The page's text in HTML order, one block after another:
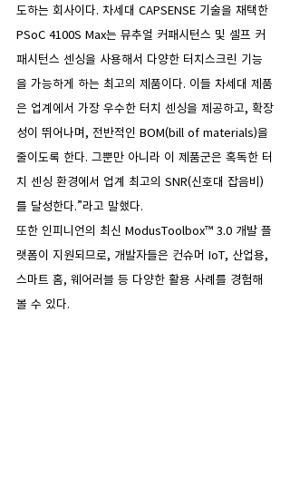
도하는 회사이다. 차세대 CAPSENSE 기술을 채택한
PSoC 4100S Max는 뮤추얼 커패시턴스 및 셀프 커
패시턴스 센싱을 사용해서 다양한 터치스크린 기능
을 가능하게 하는 최고의 제품이다. 이들 차세대 제품
은 업계에서 가장 우수한 터치 센싱을 제공하고, 확장
성이 뛰어나며, 전반적인 BOM(bill of materials)을
줄이도록 한다. 그뿐만 아니라 이 제품군은 혹독한 터
치 센싱 환경에서 업계 최고의 SNR(신호대 잡음비)
를 달성한다.”라고 말했다.
또한 인피니언의 최신 ModusToolbox™ 3.0 개발 플
랫폼이 지원되므로, 개발자들은 컨슈머 IoT, 산업용,
스마트 홈, 웨어러블 등 다양한 활용 사례를 경험해
볼 수 있다.